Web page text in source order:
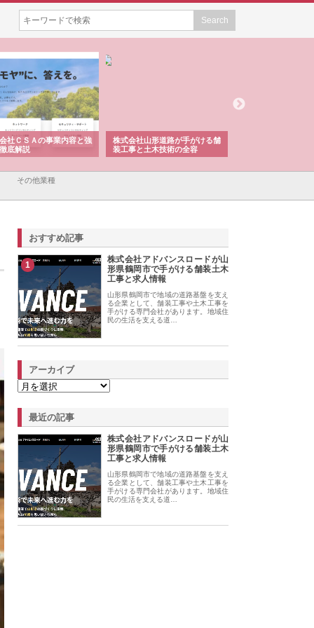
社ＣＳＡの事業内容と強
底解説
株式会社山形道路が手がける舗
装工事と土木技術の全容
その他業種
おすすめ記事
1
株式会社アドバンスロードが山
形県鶴岡市で手がける舗装土木
工事と求人情報
山形県鶴岡市で地域の道路基盤を支え
る企業として、舗装工事や土木工事を
手がける専門会社があります。地域住
民の生活を支える道…
アーカイブ
最近の記事
株式会社アドバンスロードが山
形県鶴岡市で手がける舗装土木
工事と求人情報
山形県鶴岡市で地域の道路基盤を支え
る企業として、舗装工事や土木工事を
手がける専門会社があります。地域住
民の生活を支える道…